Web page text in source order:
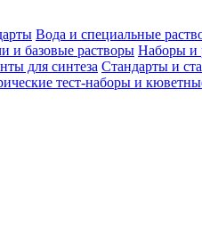
Вода и специальные
и базовые растворы Наборы и
для синтеза Стандарты и
тест-наборы и